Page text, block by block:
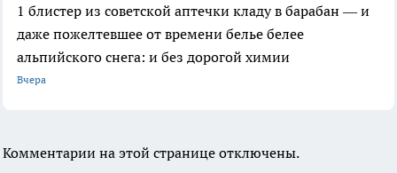
1 блистер из советской аптечки кладу в барабан — и
даже пожелтевшее от времени белье белее
альпийского снега: и без дорогой химии
Вчера
Комментарии на этой странице отключены.